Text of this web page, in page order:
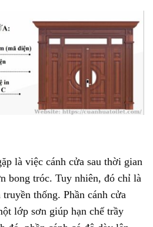
là việc cánh cửa sau thời gian
bong tróc. Tuy nhiên, đó chỉ là
thống. Phần cánh cửa
lớp sơn giúp hạn chế trầy